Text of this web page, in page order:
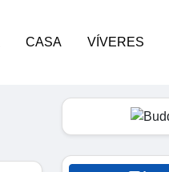
CASA VÍVERES